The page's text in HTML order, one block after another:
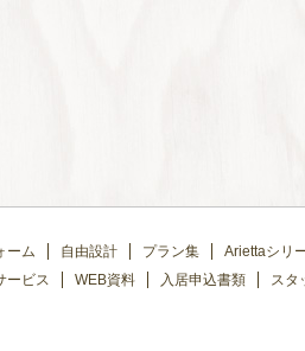
ーム 自由設計 プラン集
Ariettaシリ
ービス WEB資料 入居申込書類
スタ